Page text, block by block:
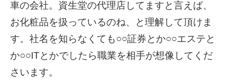
車の会社。資生堂の代理店してますと言えば、
お化粧品を扱っているのね、と理解して頂けま
す。社名を知らなくても○○証券とか○○エステと
か○○ITとかでしたら職業を相手が想像してくだ
さいます。